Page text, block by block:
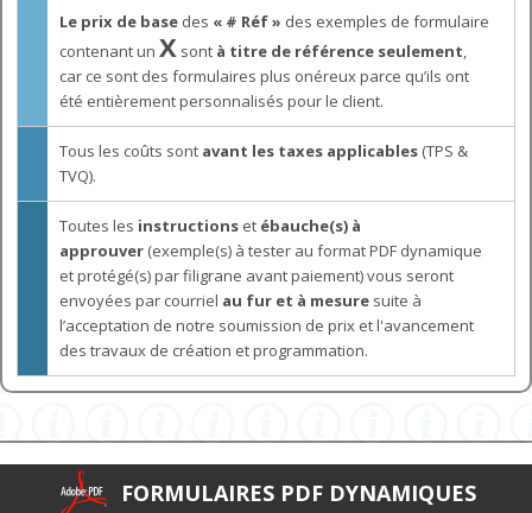
Le prix de base des « # Réf » des exemples de formulaire
contenant un X sont à titre de référence seulement,
car ce sont des formulaires plus onéreux parce qu’ils ont
été entièrement personnalisés pour le client.
Tous les coûts sont avant les taxes applicables (TPS &
TVQ).
Toutes les instructions et ébauche(s) à
approuver (exemple(s) à tester au format PDF dynamique
et protégé(s) par filigrane avant paiement) vous seront
envoyées par courriel au fur et à mesure suite à
l’acceptation de notre soumission de prix et l'avancement
des travaux de création et programmation.
FORMULAIRES PDF DYNAMIQUES